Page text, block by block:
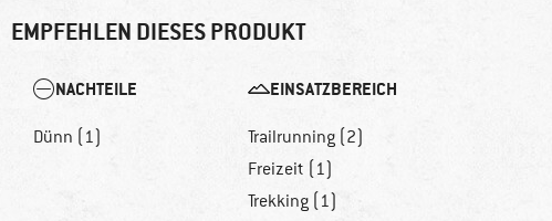
EMPFEHLEN DIESES PRODUKT
NACHTEILE
Dünn (1)
EINSATZBEREICH
Trailrunning (2)
Freizeit (1)
Trekking (1)